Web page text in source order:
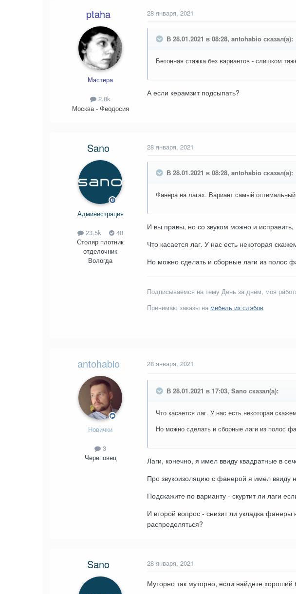
ptaha
Мастера
2,8k
Москва - Феодосия
28 января, 2021
В 28.01.2021 в 08:28, antohabio сказал(а):
Бетонная стяжка без вариантов - слишком
А если керамзит подсыпать?
Sano
Администрация
23,5k
48
Столяр плотник
отделочник
Вологда
28 января, 2021
В 28.01.2021 в 08:28, antohabio сказал(а):
Фанера на лагах. Вариант самый
И вы правы, но со звуком можно и исправить,
Что касается лаг. У нас есть некоторая
Но можно сделать и сборные лаги из полос
Подписываемся на тему День за днём, моя
Принимаю заказы на мебель из слэбов
antohabio
Новички
3
Череповец
28 января, 2021
В 28.01.2021 в 17:03, Sano сказал(а):
Что касается лаг. У нас есть некоторая
Но можно сделать и сборные лаги из полос
Лаги, конечно, я имел ввиду квадратные в
Про звукоизоляцию с фанерой я имел ввиду
Подскажите по варианту - скуртит ли лаги
И второй вопрос - снизит ли укладка фанеры
распределяться?
Sano 28 января, 2021
Муторно так муторно, если найдёте хороший